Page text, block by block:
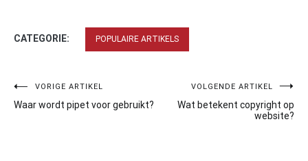
CATEGORIE: POPULAIRE ARTIKELS
Bericht
navigatie
VORIGE ARTIKEL
Waar wordt pipet voor gebruikt?
VOLGENDE ARTIKEL
Wat betekent copyright op
website?